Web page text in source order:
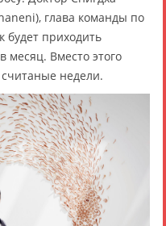
глава команды по
будет приходить
месяц. Вместо этого
недели.